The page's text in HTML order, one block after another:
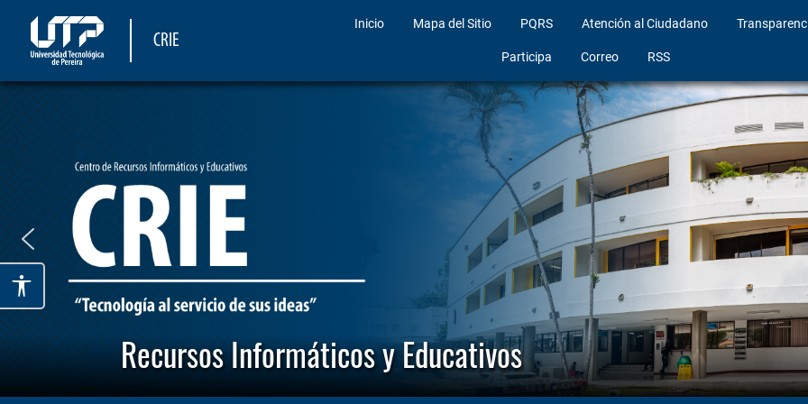
CRIE
Inicio Mapa del Sitio PQRS Atención al Ciudadano
Participa Correo RSS
Recursos Informáticos y Educativos